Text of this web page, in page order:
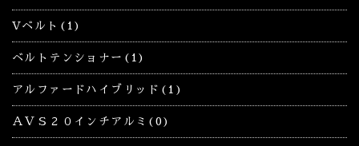
Vベルト(1)
ベルトテンショナー(1)
アルファードハイブリッド(1)
ＡＶＳ２０インチアルミ(0)